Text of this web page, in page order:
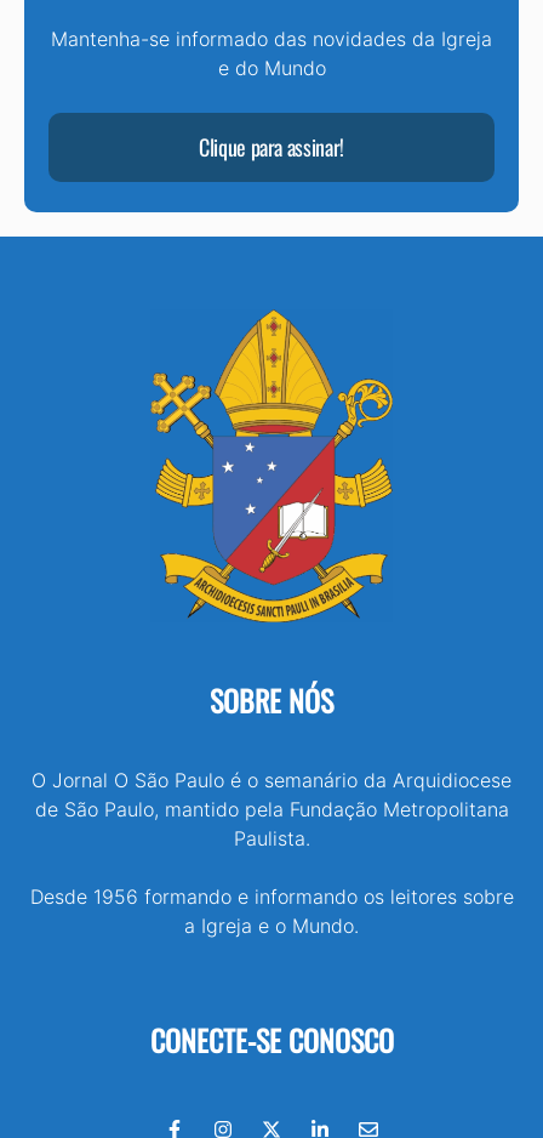
Mantenha-se informado das novidades da Igreja
e do Mundo
Clique para assinar!
SOBRE NÓS
O Jornal O São Paulo é o semanário da Arquidiocese
de São Paulo, mantido pela Fundação Metropolitana
Paulista.
Desde 1956 formando e informando os leitores sobre
a Igreja e o Mundo.
CONECTE-SE CONOSCO